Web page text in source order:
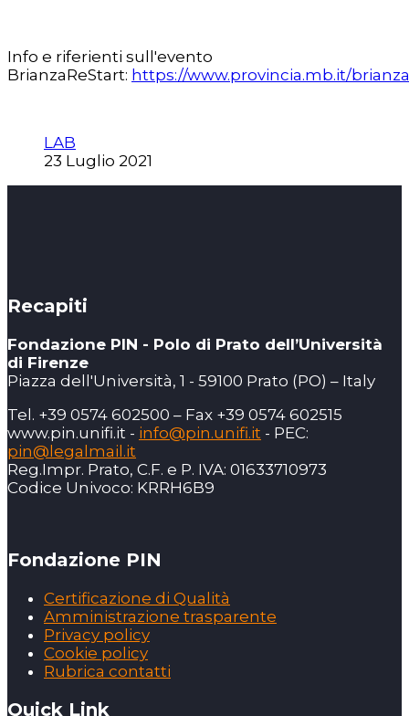
Info e riferienti sull'evento
BrianzaReStart: https://www.provincia.mb.it/
LAB
23 Luglio 2021
Recapiti
Fondazione PIN - Polo di Prato dell’Università
di Firenze
Piazza dell'Università, 1 - 59100 Prato (PO) – Italy
Tel. +39 0574 602500 – Fax +39 0574 602515
www.pin.unifi.it - info@pin.unifi.it - PEC:
pin@legalmail.it
Reg.Impr. Prato, C.F. e P. IVA: 01633710973
Codice Univoco: KRRH6B9
Fondazione PIN
Certificazione di Qualità
Amministrazione trasparente
Privacy policy
Cookie policy
Rubrica contatti
Quick Link